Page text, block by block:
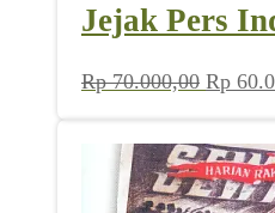
Jejak Pers
Rp70.000,00 Harga
Rp
Rp